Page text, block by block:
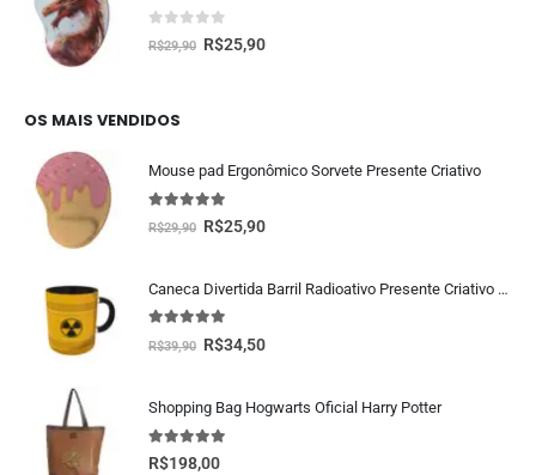
fora de 5
R$29,90 R$25,90
OS MAIS VENDIDOS
Mouse pad Ergonômico Sorvete Presente Criativo
fora de 5
R$29,90 R$25,90
Caneca Divertida Barril Radioativo Presente Criativo Geek
fora de 5
R$39,90 R$34,50
Shopping Bag Hogwarts Oficial Harry Potter
5.00 fora de 5
R$198,00